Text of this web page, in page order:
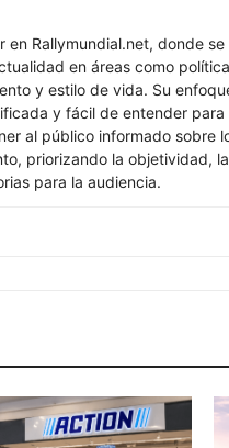
en Rallymundial.net, donde
en áreas como
y estilo de vida. Su
y fácil de entender
al público informado sobre
priorizando la objetividad,
para la audiencia.